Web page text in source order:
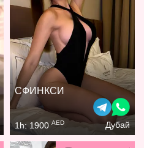
СФИНКСИ
1h: 1900 AED Дубай